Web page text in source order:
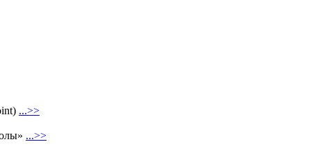
...>>
...>>